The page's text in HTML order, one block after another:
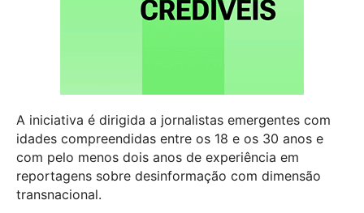
A iniciativa é dirigida a jornalistas emergentes com
idades compreendidas entre os 18 e os 30 anos e
com pelo menos dois anos de experiência em
reportagens sobre desinformação com dimensão
transnacional.